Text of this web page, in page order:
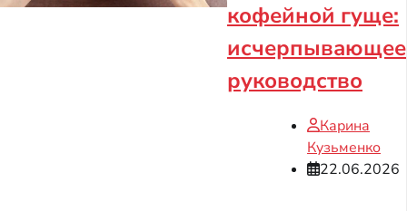
кофейной гуще:
исчерпывающее
руководство
Карина
Кузьменко
22.06.2026